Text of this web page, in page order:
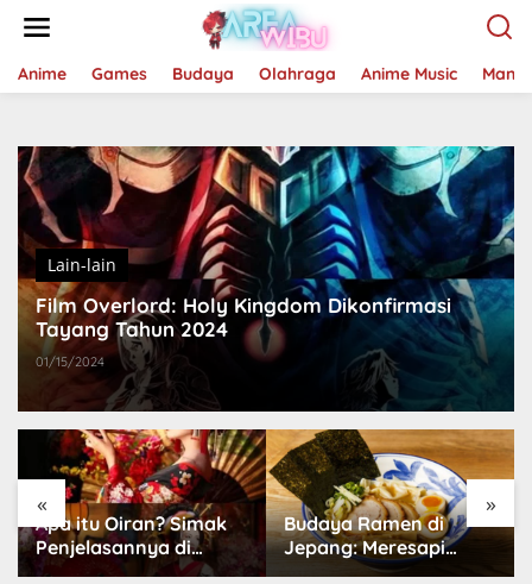
Anime Games Budaya Olahraga Anime Music
Lain-lain
Film Overlord: Holy Kingdom Dikonfirmasi
Tayang Tahun 2024
01/15/2024
« »
Budaya Ramen di
Jepang: Meresapi
Tradisi Lezat
Budaya Kawaii Jepang:
Dunia Menggemaskan
yang Populer